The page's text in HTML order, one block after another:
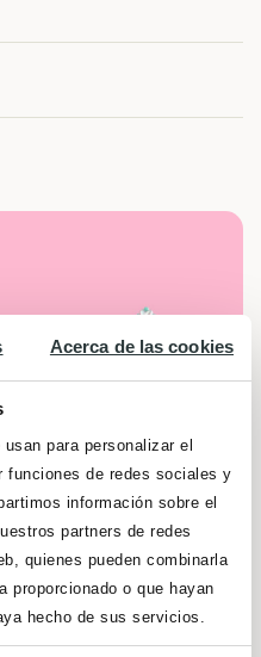
Acerca de las cookies
para personalizar el
funciones de redes sociales y
información sobre el
partners de redes
quienes pueden combinarla
proporcionado o que hayan
hecho de sus servicios.
participando en este
si eres una de las